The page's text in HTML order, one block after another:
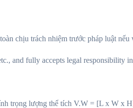
chịu trách nhiệm trước pháp luật nếu
and fully accepts legal responsibility
trọng lượng thể tích V.W = [L x W x